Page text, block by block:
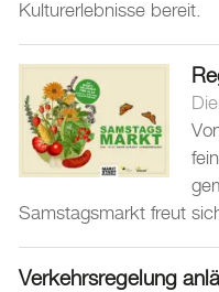
Kulturerlebnisse bereit.
Samstagsmarkt freut
Verkehrsregelung